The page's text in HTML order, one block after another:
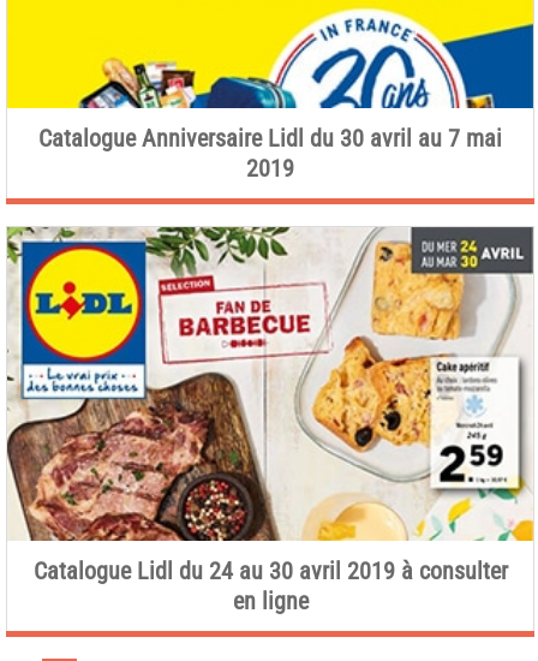
Catalogue Anniversaire Lidl du 30 avril au 7 mai
2019
Catalogue Lidl du 24 au 30 avril 2019 à consulter
en ligne